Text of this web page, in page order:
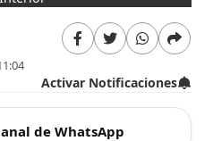
Activar Notificaciones
de WhatsApp